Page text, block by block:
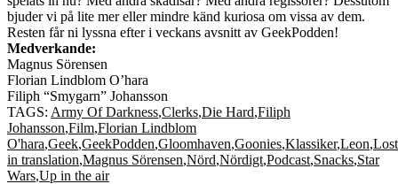
bjuder vi på lite mer eller mindre känd kuriosa om vissa av dem.
Resten får ni lyssna efter i veckans avsnitt av GeekPodden!
Medverkande:
Magnus Sörensen
Florian Lindblom O’hara
Filiph “Smygarn” Johansson
TAGS: Army Of Darkness,Clerks,Die Hard,Filiph
Johansson,Film,Florian Lindblom
O'hara,Geek,GeekPodden,Gloomhaven,Goonies,Klassiker,Leon,Lost
in translation,Magnus Sörensen,Nörd,Nördigt,Podcast,Snacks,Star
Wars,Up in the air